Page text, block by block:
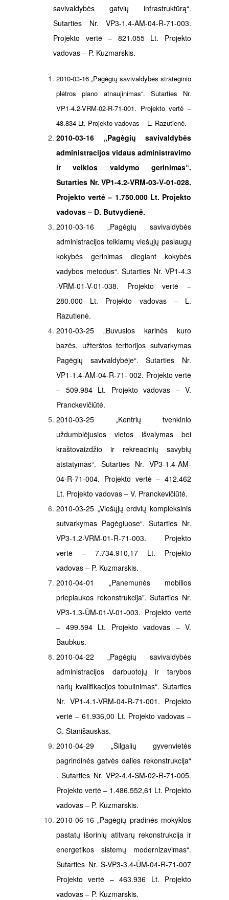
savivaldybės gatvių infrastruktūrą“.
Sutarties Nr. VP3-1.4-AM-04-R-71-003.
Projekto vertė – 821.055 Lt. Projekto
vadovas – P. Kuzmarskis.
2010-03-16 „Pagėgių savivaldybės strateginio
plėtros plano atnaujinimas“. Sutarties Nr.
VP1-4.2-VRM-02-R-71-001. Projekto vertė –
48.834 Lt. Projekto vadovas – L. Razutienė.
2010-03-16
„Pagėgių savivaldybės
administracijos vidaus administravimo
ir veiklos valdymo gerinimas“.
Sutarties Nr. VP1-4.2-VRM-03-V-01-028.
Projekto vertė – 1.750.000 Lt. Projekto
vadovas – D. Butvydienė.
2010-03-16
„Pagėgių savivaldybės
administracijos teikiamų viešųjų paslaugų
kokybės gerinimas diegiant kokybės
vadybos metodus“. Sutarties Nr. VP1-4.3
-VRM-01-V-01-038. Projekto vertė –
280.000 Lt. Projekto vadovas – L.
Razutienė.
2010-03-25 „Buvusios karinės kuro
bazės, užterštos teritorijos sutvarkymas
Pagėgių savivaldybėje“. Sutarties Nr.
VP1-1.4-AM-04-R-71- 002. Projekto vertė
– 509.984 Lt. Projekto vadovas – V.
Pranckevičiūtė.
2010-03-25 „Kentrių tvenkinio
uždumblėjusios vietos išvalymas bei
kraštovaizdžio ir rekreacinių savybių
atstatymas“. Sutarties Nr. VP3-1.4-AM-
04-R-71-004. Projekto vertė – 412.462
Lt. Projekto vadovas – V. Pranckevičiūtė.
2010-03-25 „Viešųjų erdvių kompleksinis
sutvarkymas Pagėgiuose“. Sutarties Nr.
VP3-1.2-VRM-01-R-71-003. Projekto
vertė – 7.734.910,17
Lt. Projekto
vadovas – P. Kuzmarskis.
2010-04-01 „Panemunės mobilios
prieplaukos rekonstrukcija”. Sutarties Nr.
VP3-1.3-ŪM-01-V-01-003. Projekto vertė
– 499.594 Lt. Projekto vadovas – V.
Baubkus.
2010-04-22 „Pagėgių savivaldybės
administracijos darbuotojų ir tarybos
narių kvalifikacijos tobulinimas“. Sutarties
Nr. VP1-4.1-VRM-04-R-71-001. Projekto
vertė – 61.936,00 Lt. Projekto vadovas –
G. Stanišauskas.
2010-04-29 „Šilgalių gyvenvietės
pagrindinės gatvės dalies rekonstrukcija“
. Sutarties Nr. VP2-4.4-SM-02-R-71-005.
Projekto vertė – 1.486.552,61 Lt. Projekto
vadovas – P. Kuzmarskis.
2010-06-16 „Pagėgių pradinės mokyklos
pastatų išorinių atitvarų rekonstrukcija ir
energetikos sistemų modernizavimas“.
Sutarties Nr. S-VP3-3.4-ŪM-04-R-71-007
Projekto vertė – 463.936 Lt. Projekto
vadovas – P. Kuzmarskis.